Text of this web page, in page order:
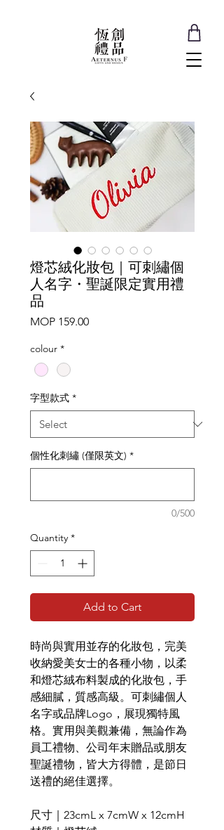
燈芯絨化妝包｜可刺繡個
人名字・聖誕限定實用禮
品
MOP 159.00Price
colour *
字型款式 *
個性化刺繡 (僅限英文) *
0/500
Quantity *
Add to Cart
時尚與實用並存的化妝包，完美
收納愛美女士的各種小物，以柔
和燈芯絨布料製成的化妝包，手
感細膩，質感高級。可刺繡個人
名字或品牌Logo，展現獨特風
格。實用與美觀兼備，無論作為
員工禮物、公司年末贈品或朋友
聖誕禮物，皆大方得體，是節日
送禮的絕佳選擇。
尺寸｜ 23cmL x 7cmW x 12cmH